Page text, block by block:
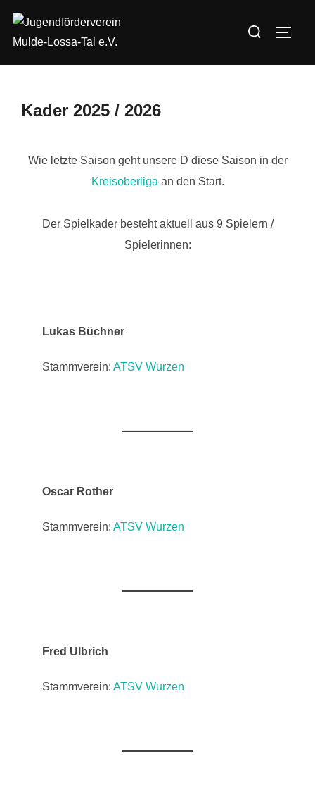
Inhalt
springen
Suchen
Kader 2025 / 2026
Wie letzte Saison geht unsere D diese Saison in der
Kreisoberliga an den Start.
Der Spielkader besteht aktuell aus 9 Spielern /
Spielerinnen:
Lukas Büchner
Stammverein: ATSV Wurzen
Oscar Rother
Stammverein: ATSV Wurzen
Fred Ulbrich
Stammverein: ATSV Wurzen